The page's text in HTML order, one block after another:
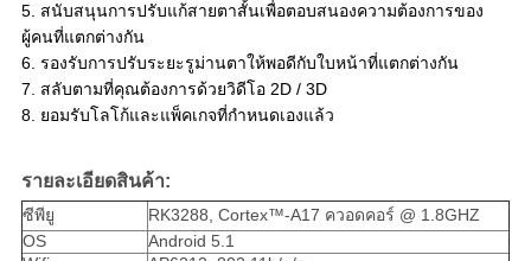
5. สนับสนุนการปรับแก้สายตาสั้นเพื่อตอบสนองความต้องการของ
ผู้คนที่แตกต่างกัน
6. รองรับการปรับระยะรูม่านตาให้พอดีกับใบหน้าที่แตกต่างกัน
7. สลับตามที่คุณต้องการด้วยวิดีโอ 2D / 3D
8. ยอมรับโลโก้และแพ็คเกจที่กำหนดเองแล้ว
รายละเอียดสินค้า:
ซีพียู
RK3288, Cortex™-A17 ควอดคอร์ @ 1.8GHZ
OS
Android 5.1